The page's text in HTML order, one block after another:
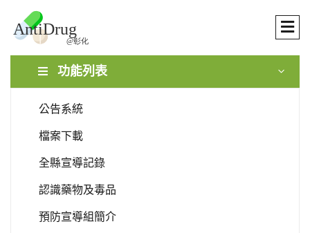
功能列表
公告系統
檔案下載
全縣宣導記錄
認識藥物及毒品
預防宣導組簡介